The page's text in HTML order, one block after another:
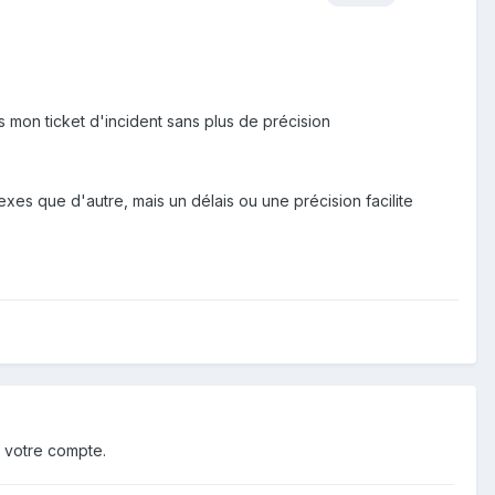
ticket d'incident sans plus de précision
que d'autre, mais un délais ou une précision facilite
compte.